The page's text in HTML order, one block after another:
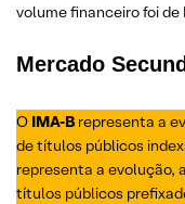
volume financeiro foi de
Mercado
O IMA-B representa a
de títulos públicos
representa a evolução,
títulos públicos